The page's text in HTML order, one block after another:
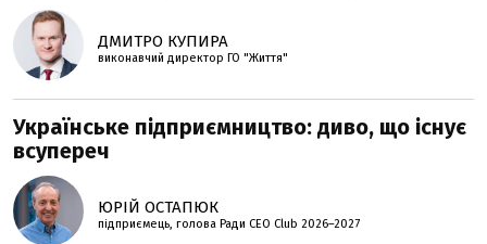
ДМИТРО КУПИРА
виконавчий директор ГО "Життя"
Українське підприємництво: диво, що існує
всупереч
ЮРІЙ ОСТАПЮК
підприємець, голова Ради CEO Club 2026–2027